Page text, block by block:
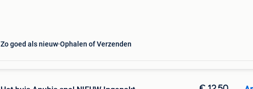
Zo goed als nieuw Ophalen of Verzenden